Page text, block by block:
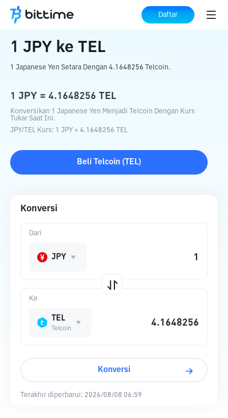
Daftar
Beranda Konverter Kripto ke TEL
1 JPY ke TEL
1 Japanese Yen Setara Dengan 4.1648256 Telcoin.
1 JPY = 4.1648256 TEL
Konversikan 1 Japanese Yen Menjadi Telcoin Dengan Kurs
Tukar Saat Ini.
JPY/ TEL Kurs: 1 JPY = 4.1648256 TEL
Beli Telcoin ( TEL)
Konversi
Ke
TEL
Telcoin
Dari
JPY
Konversi
Terakhir diperbarui: 2026/08/08 06:59